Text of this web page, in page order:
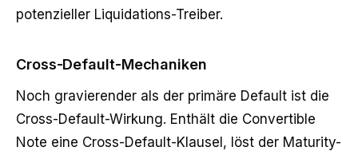
potenzieller Liquidations-Treiber.
Cross-Default-Mechaniken
Noch gravierender als der primäre Default ist die
Cross-Default-Wirkung. Enthält die Convertible
Note eine Cross-Default-Klausel, löst der Maturity-